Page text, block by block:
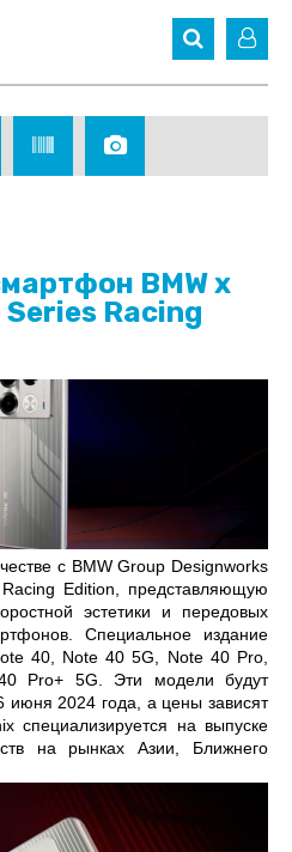
BMW x
Racing
с BMW Group Designworks
Edition, представляющую
эстетики и передовых
Специальное издание
40, Note 40 5G, Note 40 Pro,
Pro+ 5G. Эти модели будут
июня 2024 года, а цены зависят
специализируется на выпуске
на рынках Азии, Ближнего